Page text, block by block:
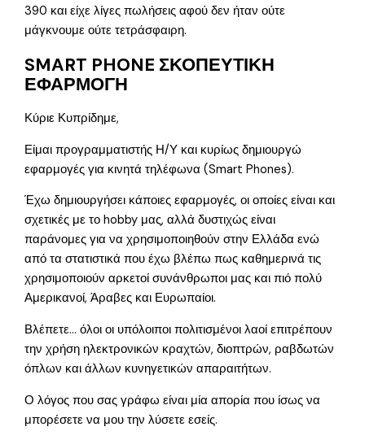
390 και είχε λίγες πωλήσεις αφού δεν ήταν ούτε
μάγκνουμε ούτε τετράσφαιρη.
SMART PHONE ΣΚΟΠΕΥΤΙΚΗ
ΕΦΑΡΜΟΓΗ
Κύριε Κυπρίδημε,
Είμαι προγραμματιστής Η/Υ και κυρίως δημιουργώ
εφαρμογές για κινητά τηλέφωνα (Smart Phones).
Έχω δημιουργήσει κάποιες εφαρμογές, οι οποίες είναι και
σχετικές με το hobby μας, αλλά δυστιχώς είναι
παράνομες για να χρησιμοποιηθούν στην Ελλάδα ενώ
από τα στατιστικά που έχω βλέπω πως καθημερινά τις
χρησιμοποιούν αρκετοί συνάνθρωποι μας και πιό πολύ
Αμερικανοί, Άραβες και Ευρωπαίοι.
Βλέπετε… όλοι οι υπόλοιποι πολιτισμένοι λαοί επιτρέπουν
την χρήση ηλεκτρονικών κραχτών, διοπτρών, ραβδωτών
όπλων και άλλων κυνηγετικών απαραιτήτων.
Ο λόγος που σας γράφω είναι μία απορία που ίσως να
μπορέσετε να μου την λύσετε εσείς.